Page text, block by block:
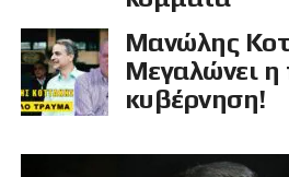
Μανώλης
Μεγαλώνει η
κυβέρνηση!